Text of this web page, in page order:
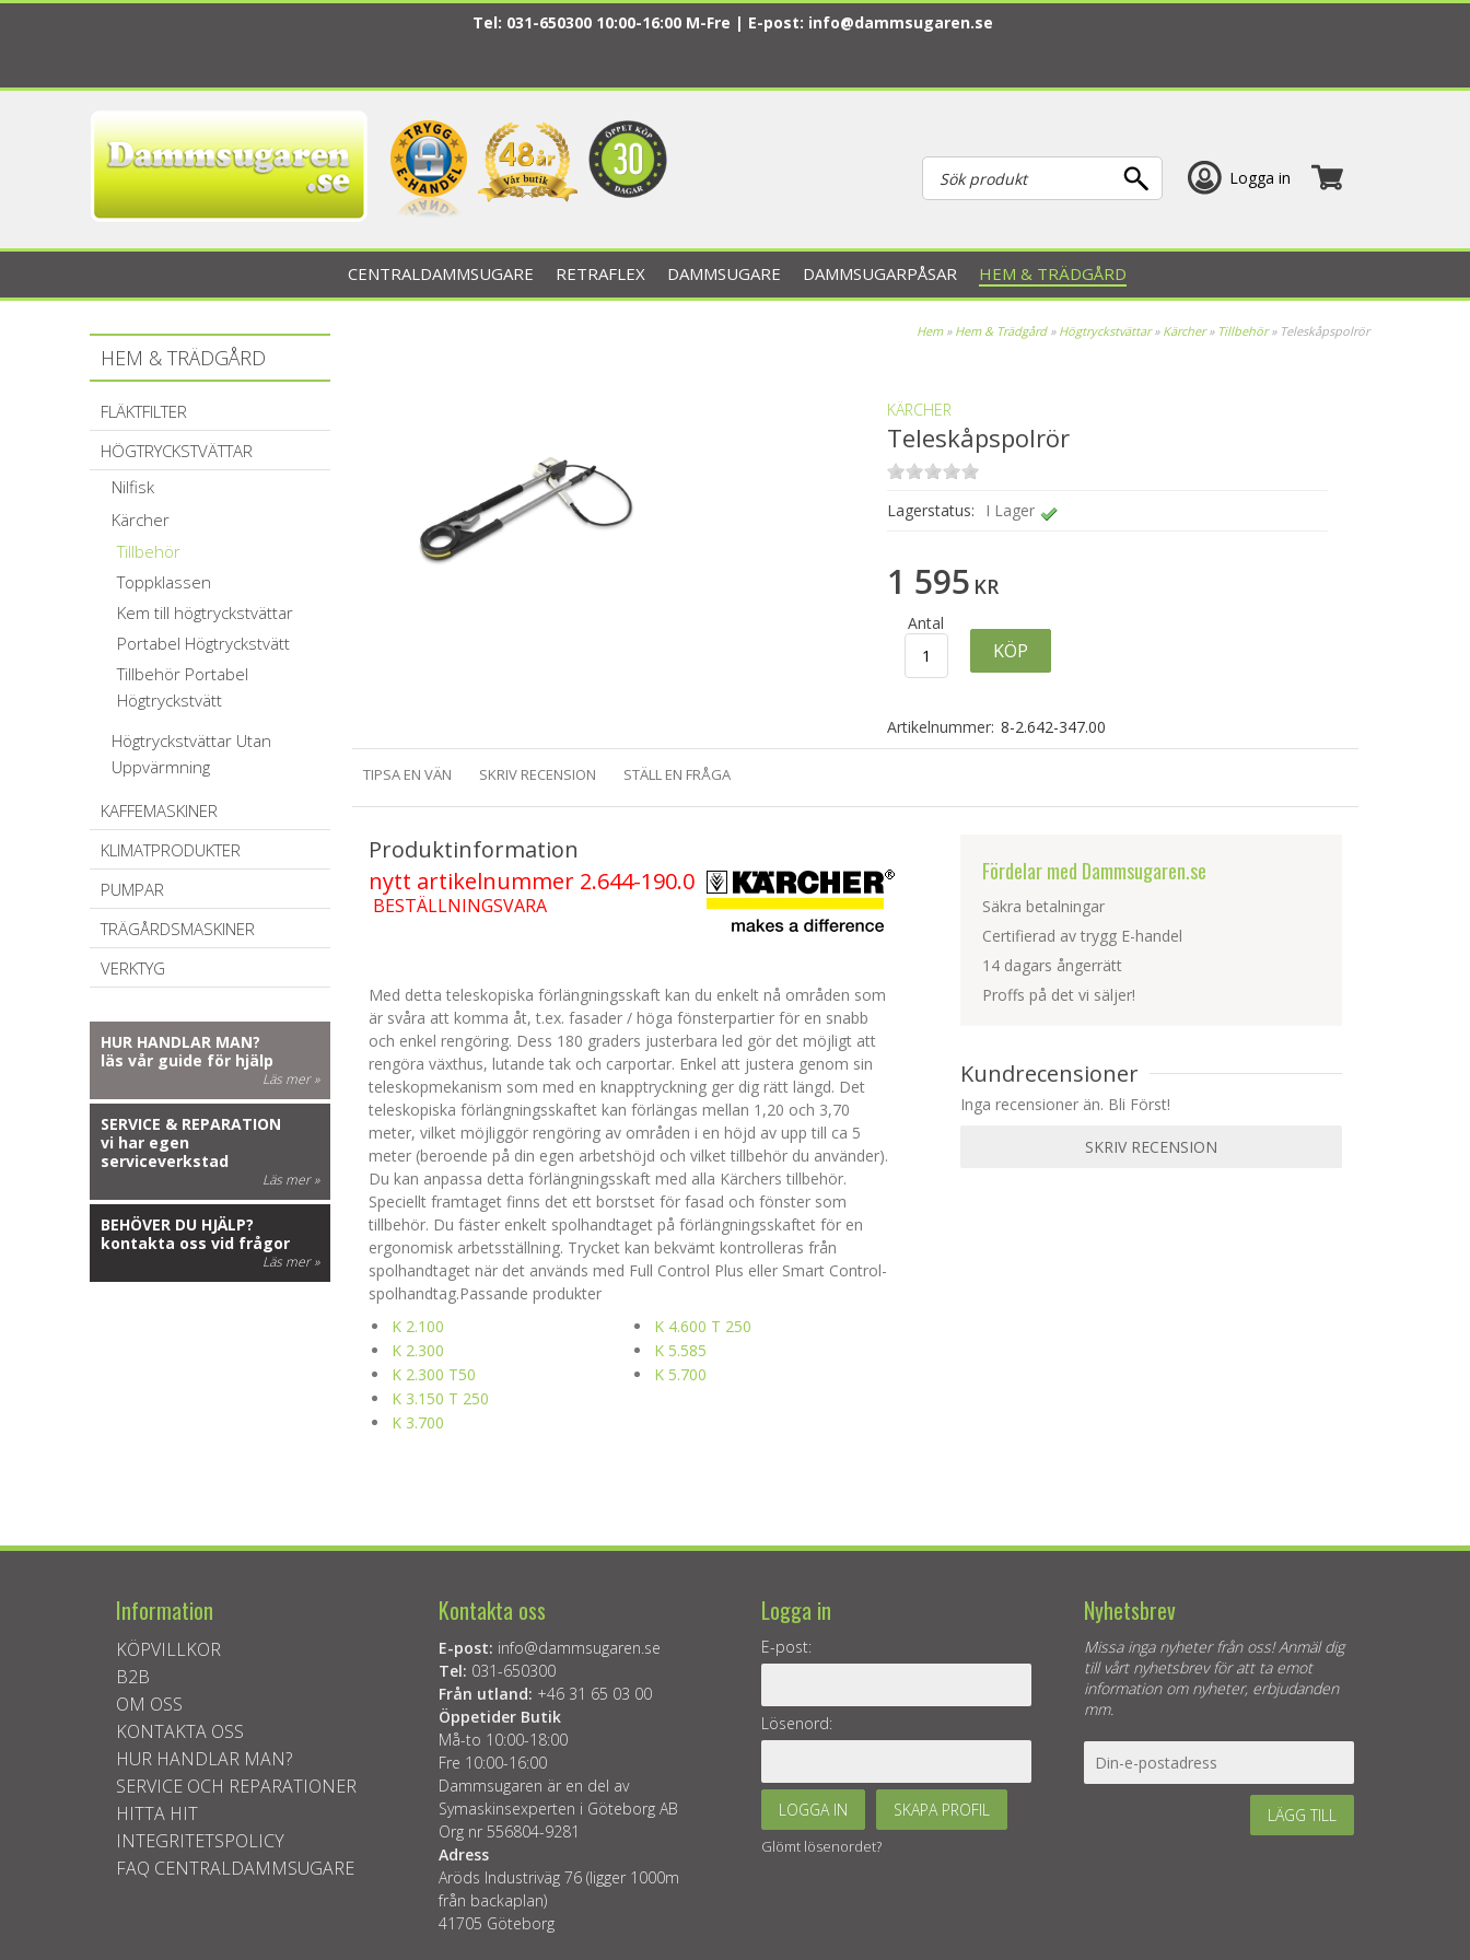
Tel: 031-650300 10:00-16:00 M-Fre | E-post: info@dammsugaren.se
Logga in
CENTRALDAMMSUGARE RETRAFLEX DAMMSUGARE DAMMSUGARPÅSAR HEM & TRÄDGÅRD
HEM & TRÄDGÅRD
FLÄKTFILTER
HÖGTRYCKSTVÄTTAR
Nilfisk
Kärcher
Tillbehör
Toppklassen
Kem till högtryckstvättar
Portabel Högtryckstvätt
Tillbehör Portabel
Högtryckstvätt
Högtryckstvättar Utan
Uppvärmning
KAFFEMASKINER
KLIMATPRODUKTER
PUMPAR
TRÄGÅRDSMASKINER
VERKTYG
HUR HANDLAR MAN?
läs vår guide för hjälp
Läs mer »
SERVICE & REPARATION
vi har egen
serviceverkstad
Läs mer »
BEHÖVER DU HJÄLP?
kontakta oss vid frågor
Läs mer »
Hem» Hem & Trädgård» Högtryckstvättar» Kärcher» Tillbehör» Teleskåpspolrör
KÄRCHER
Teleskåpspolrör
Lagerstatus: I Lager
1 595 KR
Antal
KÖP
Artikelnummer: 8-2.642-347.00
TIPSA EN VÄN SKRIV RECENSION STÄLL EN FRÅGA
Produktinformation
nytt artikelnummer 2.644-190.0
BESTÄLLNINGSVARA
Med detta teleskopiska förlängningsskaft kan du enkelt nå områden som
är svåra att komma åt, t.ex. fasader / höga fönsterpartier för en snabb
och enkel rengöring. Dess 180 graders justerbara led gör det möjligt att
rengöra växthus, lutande tak och carportar. Enkel att justera genom sin
teleskopmekanism som med en knapptryckning ger dig rätt längd. Det
teleskopiska förlängningsskaftet kan förlängas mellan 1,20 och 3,70
meter, vilket möjliggör rengöring av områden i en höjd av upp till ca 5
meter (beroende på din egen arbetshöjd och vilket tillbehör du använder).
Du kan anpassa detta förlängningsskaft med alla Kärchers tillbehör.
Speciellt framtaget finns det ett borstset för fasad och fönster som
tillbehör. Du fäster enkelt spolhandtaget på förlängningsskaftet för en
ergonomisk arbetsställning. Trycket kan bekvämt kontrolleras från
spolhandtaget när det används med Full Control Plus eller Smart Control-
spolhandtag.Passande produkter
K 2.100
K 2.300
K 2.300 T50
K 3.150 T 250
K 3.700
K 4.600 T 250
K 5.585
K 5.700
Fördelar med Dammsugaren.se
Säkra betalningar
Certifierad av trygg E-handel
14 dagars ångerrätt
Proffs på det vi säljer!
Kundrecensioner
Inga recensioner än. Bli Först!
SKRIV RECENSION
Information
KÖPVILLKOR
B2B
OM OSS
KONTAKTA OSS
HUR HANDLAR MAN?
SERVICE OCH REPARATIONER
HITTA HIT
INTEGRITETSPOLICY
FAQ CENTRALDAMMSUGARE
Kontakta oss
E-post: info@dammsugaren.se
Tel: 031-650300
Från utland: +46 31 65 03 00
Öppetider Butik
Må-to 10:00-18:00
Fre 10:00-16:00
Dammsugaren är en del av
Symaskinsexperten i Göteborg AB
Org nr 556804-9281
Adress
Aröds Industriväg 76 (ligger 1000m
från backaplan)
41705 Göteborg
Logga in
E-post:
Lösenord:
LOGGA IN SKAPA PROFIL
Glömt lösenordet?
Nyhetsbrev
Missa inga nyheter från oss! Anmäl dig
till vårt nyhetsbrev för att ta emot
information om nyheter, erbjudanden
mm.
LÄGG TILL